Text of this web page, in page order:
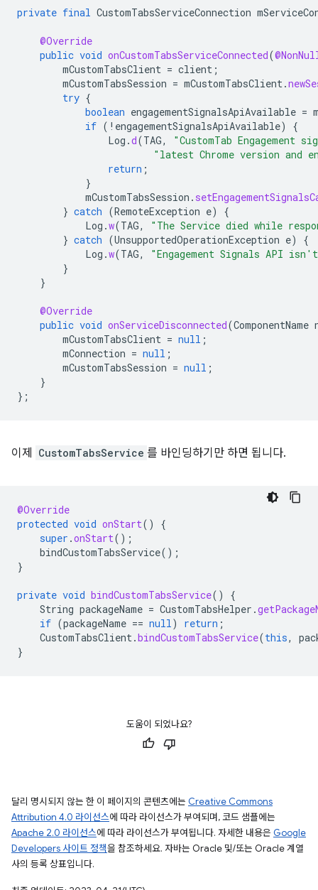
private final CustomTabsServiceConnection
@Override
public void onCustomTabsServiceConnected(
mCustomTabsClient = client ;
mCustomTabsSession = mCustomTabsClient.
try {
boolean engagementSignalsApiAvailable =
if ( ! engagementSignalsApiAvailable)
{
Log .d(TAG,
"CustomTab
"latest Chrome version and
return ;
}
mCustomTabsSession .
} catch (RemoteException e)
{
Log .w(TAG,
"The Service died while
} catch (UnsupportedOperationException e)
{
Log .w(TAG,
"Engagement Signals API
}
}
@Override
public void onServiceDisconnected(ComponentName
mCustomTabsClient = null ;
mConnection = null ;
mCustomTabsSession = null ;
}
};
이제 CustomTabsService 를 바인딩하기만 하면 됩니다.
@Override
protected void onStart()
{
super .onStart();
bindCustomTabsService();
}
private void bindCustomTabsService()
{
String packageName = CustomTabsHelper .
if (packageName == null) return ;
CustomTabsClient.bindCustomTabsService(this,
}
도움이 되었나요?
달리 명시되지 않는 한 이 페이지의 콘텐츠에는 Creative Commons
Attribution 4.0 라이선스에 따라 라이선스가 부여되며, 코드 샘플에는
Apache 2.0 라이선스에 따라 라이선스가 부여됩니다. 자세한 내용은 Google
Developers 사이트 정책을 참조하세요. 자바는 Oracle 및/또는 Oracle 계열
사의 등록 상표입니다.